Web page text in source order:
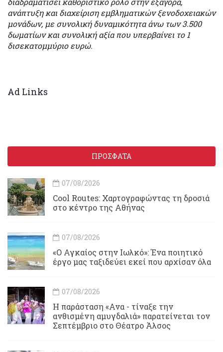
ανάπτυξη και διαχείριση εμβληματικών ξενοδοχειακών
μονάδων, με συνολική δυναμικότητα άνω των 3.500
δωματίων και συνολική αξία που υπερβαίνει το 1
δισεκατομμύριο ευρώ.
Ad Links
ΠΡΟΣΦΑΤΑ
07/08/2026
Cool Routes: Χαρτογραφώντας τη δροσιά
στο κέντρο της Αθήνας
07/08/2026
«Ο Αγκαίος στην Ιωλκό»: Ένα ποιητικό
έργο μας ταξιδεύει εκεί που αρχίσαν όλα
07/08/2026
Η παράσταση «Ανα - τίναξε την
ανθισμένη αμυγδαλιά» παρατείνεται τον
Σεπτέμβριο στο Θέατρο Άλσος